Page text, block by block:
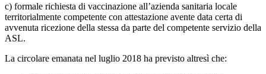
c) formale richiesta di vaccinazione all’azienda sanitaria locale
territorialmente competente con attestazione avente data certa di
avvenuta ricezione della stessa da parte del competente servizio della
ASL.
La circolare emanata nel luglio 2018 ha previsto altresì che: